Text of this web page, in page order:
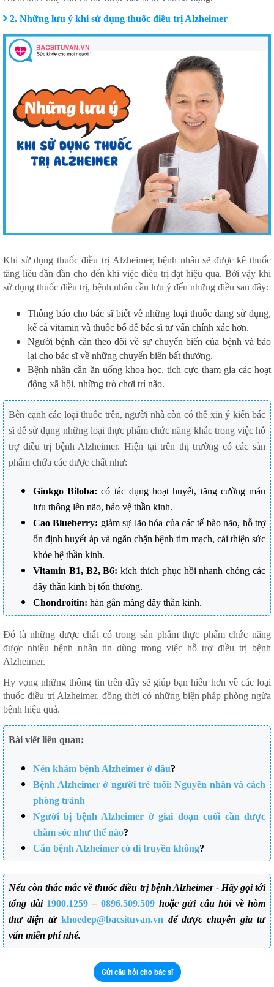
2. Những lưu ý khi sử dụng thuốc điều trị Alzheimer
Khi sử dụng thuốc điều trị Alzheimer, bệnh nhân sẽ được kê thuốc
tăng liều dần dần cho đến khi việc điều trị đạt hiệu quả. Bởi vậy khi
sử dụng thuốc điều trị, bệnh nhân cần lưu ý đến những điều sau đây:
Thông báo cho bác sĩ biết về những loại thuốc đang sử dụng,
kể cả vitamin và thuốc bổ để bác sĩ tư vấn chính xác hơn.
Người bệnh cần theo dõi về sự chuyển biến của bệnh và báo
lại cho bác sĩ về những chuyển biến bất thường.
Bệnh nhân cần ăn uống khoa học, tích cực tham gia các hoạt
động xã hội, những trò chơi trí não.
Bên cạnh các loại thuốc trên, người nhà còn có thể xin ý kiến bác
sĩ để sử dụng những loại thực phẩm chức năng khác trong việc hỗ
trợ điều trị bệnh Alzheimer. Hiện tại trên thị trường có các sản
phẩm chứa các dược chất như:
Ginkgo Biloba: có tác dụng hoạt huyết, tăng cường máu
lưu thông lên não, bảo vệ thần kinh.
Cao Blueberry: giảm sự lão hóa của các tế bào não, hỗ trợ
ổn định huyết áp và ngăn chặn bệnh tim mạch, cải thiện sức
khỏe hệ thần kinh.
Vitamin B1, B2, B6: kích thích phục hồi nhanh chóng các
dây thần kinh bị tổn thương.
Chondroitin: hàn gắn màng dây thần kinh.
Đó là những dược chất có trong sản phẩm thực phẩm chức năng
được nhiều bệnh nhân tin dùng trong việc hỗ trợ điều trị bệnh
Alzheimer.
Hy vọng những thông tin trên đây sẽ giúp bạn hiểu hơn về các loại
thuốc điều trị Alzheimer, đồng thời có những biện pháp phòng ngừa
bệnh hiệu quả.
Bài viết liên quan:
Nên khám bệnh Alzheimer ở đâu?
Bệnh Alzheimer ở người trẻ tuổi: Nguyên nhân và cách
phòng tránh
Người bị bệnh Alzheimer ở giai đoạn cuối cần được
chăm sóc như thế nào?
Căn bệnh Alzheimer có di truyền không?
Nếu còn thắc mắc về thuốc điều trị bệnh Alzheimer - Hãy gọi tới
tổng đài 1900.1259 – 0896.509.509 hoặc gửi câu hỏi về hòm
thư điện tửkhoedep@bacsituvan.vn để được chuyên gia tư
vấn miễn phí nhé.
Gửi câu hỏi cho bác sĩ